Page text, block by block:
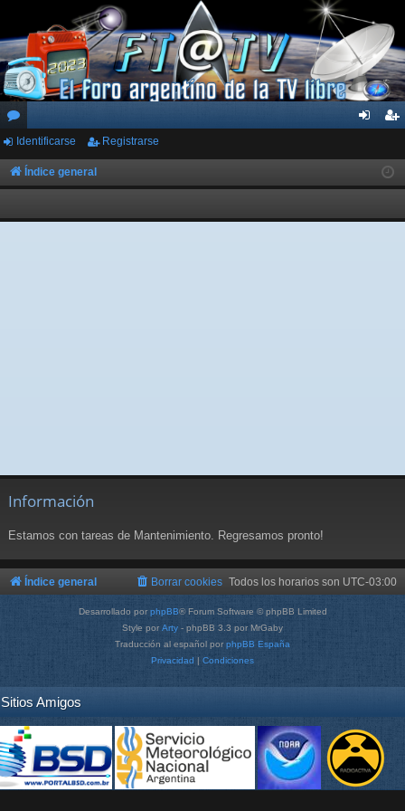
or
os
ar
ist
rs
Identificarse Registrarse
Índice general
Información
Estamos con tareas de Mantenimiento. Regresamos pronto!
Índice general Todos los horarios son UTC-03:00
Borrar cookies
Desarrollado por phpBB® Forum Software © phpBB Limited
Style por Arty - phpBB 3.3 por MrGaby
Traducción al español por phpBB España
Privacidad | Condiciones
Sitios Amigos